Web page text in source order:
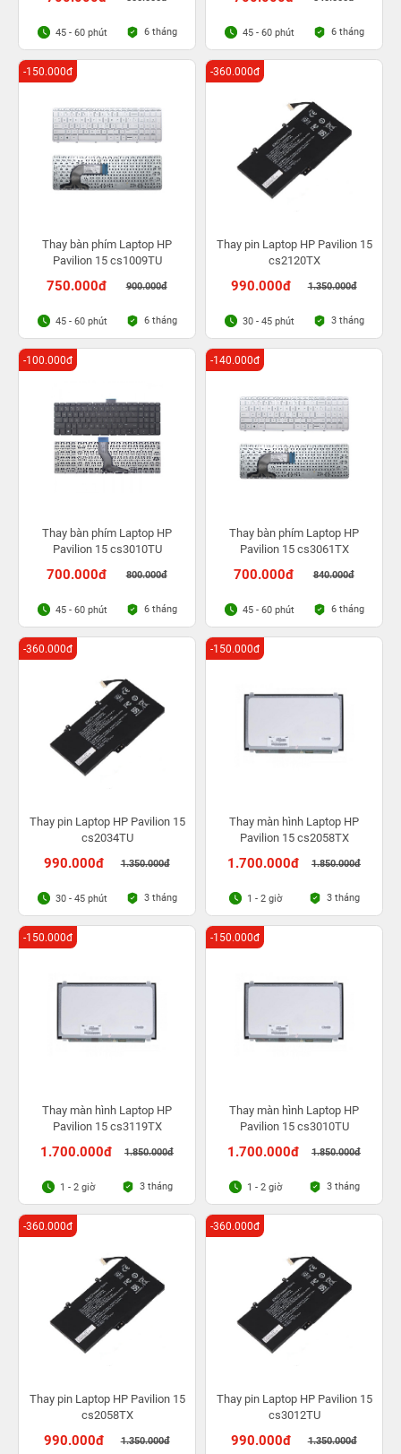
45 - 60 phút 6 tháng 45 - 60 phút 6 tháng
Thay bàn phím Laptop HP
Pavilion 15 cs1009TU
750.000đ 900.000đ
-150.000đ
45 - 60 phút 6 tháng
Thay pin Laptop HP Pavilion 15
cs2120TX
990.000đ 1.350.000đ
-360.000đ
30 - 45 phút 3 tháng
Thay bàn phím Laptop HP
Pavilion 15 cs3010TU
700.000đ 800.000đ
-100.000đ
45 - 60 phút 6 tháng
Thay bàn phím Laptop HP
Pavilion 15 cs3061TX
700.000đ 840.000đ
-140.000đ
45 - 60 phút 6 tháng
Thay pin Laptop HP Pavilion 15
cs2034TU
990.000đ 1.350.000đ
-360.000đ
30 - 45 phút 3 tháng
Thay màn hình Laptop HP
Pavilion 15 cs2058TX
1.700.000đ 1.850.000đ
-150.000đ
1 - 2 giờ 3 tháng
Thay màn hình Laptop HP
Pavilion 15 cs3119TX
1.700.000đ 1.850.000đ
-150.000đ
1 - 2 giờ 3 tháng
Thay màn hình Laptop HP
Pavilion 15 cs3010TU
1.700.000đ 1.850.000đ
-150.000đ
1 - 2 giờ 3 tháng
Thay pin Laptop HP Pavilion 15
cs2058TX
990.000đ 1.350.000đ
-360.000đ
Thay pin Laptop HP Pavilion 15
cs3012TU
990.000đ 1.350.000đ
-360.000đ